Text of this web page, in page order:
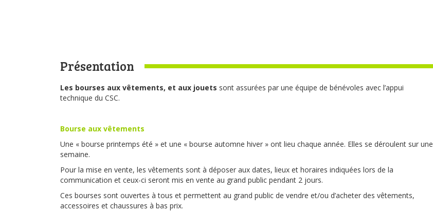
Présentation
Les bourses aux vêtements, et aux jouets sont assurées par une équipe de bénévoles avec l’appui
technique du CSC.
Bourse aux vêtements
Une « bourse printemps été » et une « bourse automne hiver » ont lieu chaque année. Elles se déroulent sur une
semaine.
Pour la mise en vente, les vêtements sont à déposer aux dates, lieux et horaires indiquées lors de la
communication et ceux-ci seront mis en vente au grand public pendant 2 jours.
Ces bourses sont ouvertes à tous et permettent au grand public de vendre et/ou d’acheter des vêtements,
accessoires et chaussures à bas prix.